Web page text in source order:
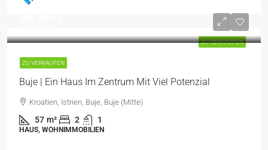
ZU VERKAUFEN
ZU VERKAUFEN
Buje | Ein Haus Im Zentrum Mit Viel Potenzial
Kroatien, Istrien, Buje, Buje (Mitte)
57 m² 2 1
HAUS, WOHNIMMOBILIEN